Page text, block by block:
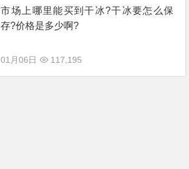
市场上哪里能买到干冰?干冰要怎么保
存?价格是多少啊?
01月06日 117,195